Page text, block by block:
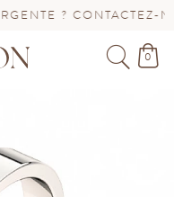
? CONTACTEZ-
0